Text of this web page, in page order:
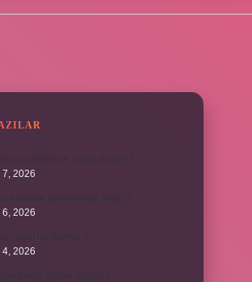
düğüm ne için kullanılır ?
7, 2026
asansör yönetmeliği nedir ?
6, 2026
4, 2026
hangi günler kapalı ?